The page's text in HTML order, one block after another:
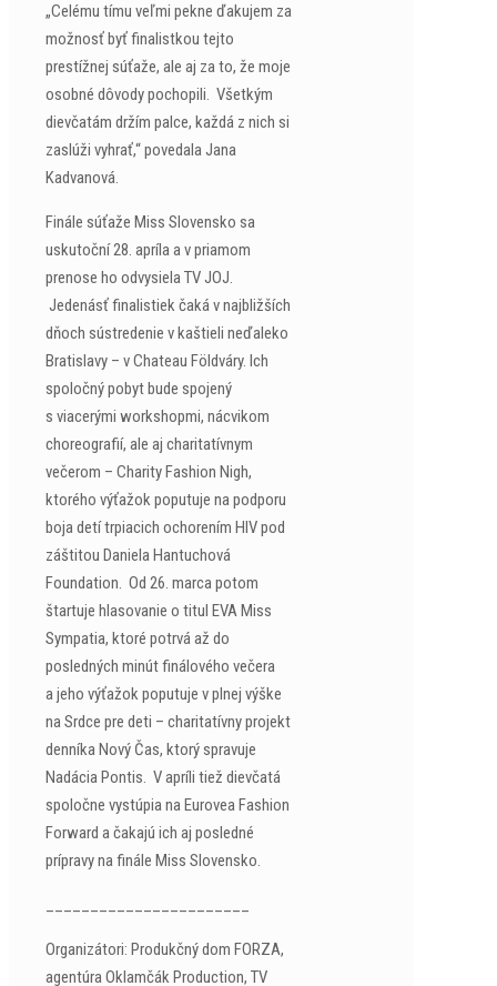
„Celému tímu veľmi pekne ďakujem za
možnosť byť finalistkou tejto
prestížnej súťaže, ale aj za to, že moje
osobné dôvody pochopili. Všetkým
dievčatám držím palce, každá z nich si
zaslúži vyhrať,“ povedala Jana
Kadvanová.
Finále súťaže Miss Slovensko sa
uskutoční 28. apríla a v priamom
prenose ho odvysiela TV JOJ.
Jedenásť finalistiek čaká v najbližších
dňoch sústredenie v kaštieli neďaleko
Bratislavy – v Chateau Földváry. Ich
spoločný pobyt bude spojený
s viacerými workshopmi, nácvikom
choreografií, ale aj charitatívnym
večerom – Charity Fashion Nigh,
ktorého výťažok poputuje na podporu
boja detí trpiacich ochorením HIV pod
záštitou Daniela Hantuchová
Foundation. Od 26. marca potom
štartuje hlasovanie o titul EVA Miss
Sympatia, ktoré potrvá až do
posledných minút finálového večera
a jeho výťažok poputuje v plnej výške
na Srdce pre deti – charitatívny projekt
denníka Nový Čas, ktorý spravuje
Nadácia Pontis. V apríli tiež dievčatá
spoločne vystúpia na Eurovea Fashion
Forward a čakajú ich aj posledné
prípravy na finále Miss Slovensko.
Organizátori: Produkčný dom FORZA,
agentúra Oklamčák Production, TV